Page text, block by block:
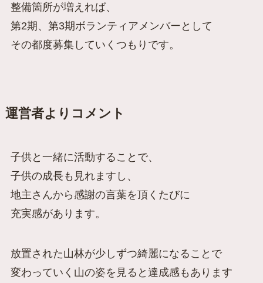
整備箇所が増えれば、
第2期、第3期ボランティアメンバーとして
その都度募集していくつもりです。
運営者よりコメント
子供と一緒に活動することで、
子供の成長も見れますし、
地主さんから感謝の言葉を頂くたびに
充実感があります。
放置された山林が少しずつ綺麗になることで
変わっていく山の姿を見ると達成感もあります